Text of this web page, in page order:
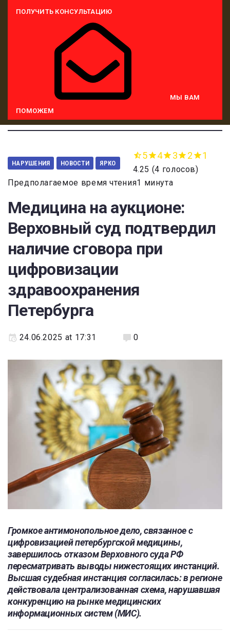
ПОЛУЧИТЬ КОНСУЛЬТАЦИЮ
МЫ ВАМ
ПОМОЖЕМ
НАРУШЕНИЯ НОВОСТИ ЯРКО
5 4 3 2 1
4.25 (4 голосов)
Предполагаемое время чтения1 минута
Медицина на аукционе:
Верховный суд подтвердил
наличие сговора при
цифровизации
здравоохранения
Петербурга
24.06.2025 at 17:31 0
Громкое антимонопольное дело, связанное с
цифровизацией петербургской медицины,
завершилось отказом Верховного суда РФ
пересматривать выводы нижестоящих инстанций.
Высшая судебная инстанция согласилась: в регионе
действовала централизованная схема, нарушавшая
конкуренцию на рынке медицинских
информационных систем (МИС).